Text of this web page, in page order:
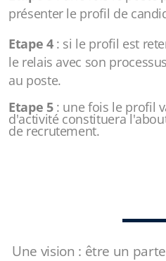
présenter le profil de
Etape 4: si le profil est
le relais avec son
au poste.
Etape 5: une fois le profil
d'activité constituera
de recrutement.
Une vision : être un